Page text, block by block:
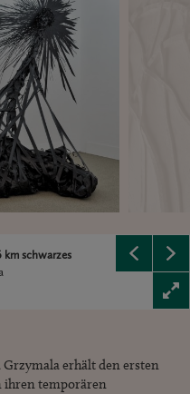
km schwarzes
erhält den ersten
ihren temporären